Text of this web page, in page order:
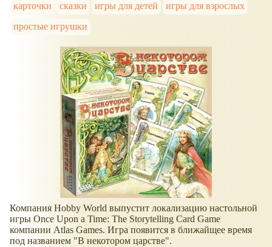
карточки
сказки игры для детей
игры для взрослых
простые игрушки
Компания Hobby World выпустит локализацию настольной
игры Once Upon a Time: The Storytelling Card Game
компании Atlas Games. Игра появится в ближайщее время
под названием "В некотором царстве".